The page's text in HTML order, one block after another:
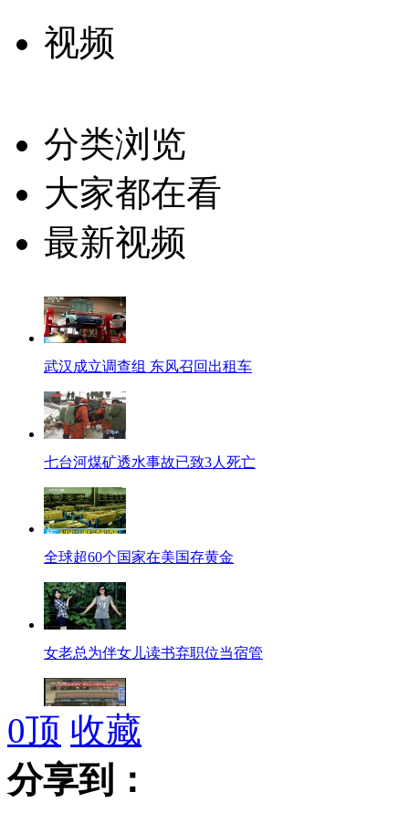
视频
分类浏览
大家都在看
最新视频
武汉成立调查组 东风召回出租车
七台河煤矿透水事故已致3人死亡
全球超60个国家在美国存黄金
女老总为伴女儿读书弃职位当宿管
北京医改试点医药分开 行医不卖药
0顶 收藏
分享到：